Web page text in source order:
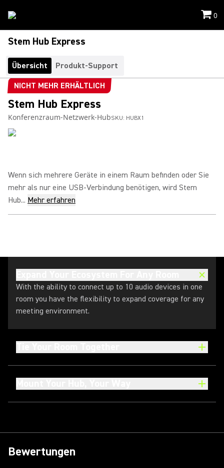
0
Stem Hub Express
Übersicht
Produkt-Support
NICHT MEHR ERHÄLTLICH
Stem Hub Express
Konferenzraum-Netzwerk-HubSKU: HUBX1
Wenn sich mehrere Geräte in einem Raum befinden oder Sie
mehr als nur eine USB-Verbindung benötigen, wird Stem
Hub... Mehr erfahren
With the ability to connect up to 10 audio devices in one
room you have the flexibility to expand coverage for any
meeting environment.
Bewertungen